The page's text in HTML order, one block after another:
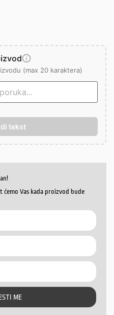
(max 20 karaktera)
tekst
ćemo Vas kada proizvod bude
ME